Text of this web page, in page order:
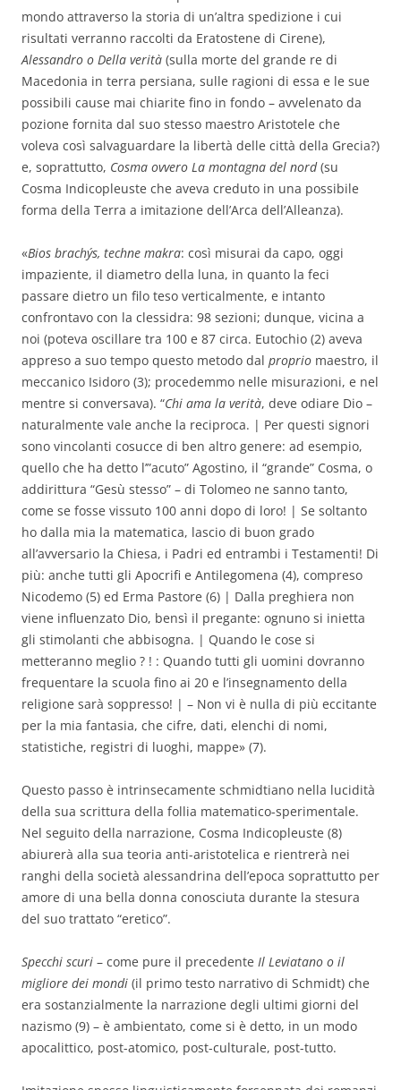
mondo attraverso la storia di un’altra spedizione i cui
risultati verranno raccolti da Eratostene di Cirene),
Alessandro o Della verità (sulla morte del grande re di
Macedonia in terra persiana, sulle ragioni di essa e le sue
possibili cause mai chiarite fino in fondo – avvelenato da
pozione fornita dal suo stesso maestro Aristotele che
voleva così salvaguardare la libertà delle città della Grecia?)
e, soprattutto, Cosma ovvero La montagna del nord(su
Cosma Indicopleuste che aveva creduto in una possibile
forma della Terra a imitazione dell’Arca dell’Alleanza).
«Bios brachýs, techne makra: così misurai da capo, oggi
impaziente, il diametro della luna, in quanto la feci
passare dietro un filo teso verticalmente, e intanto
confrontavo con la clessidra: 98 sezioni; dunque, vicina a
noi (poteva oscillare tra 100 e 87 circa. Eutochio (2) aveva
appreso a suo tempo questo metodo dal proprio maestro, il
meccanico Isidoro (3); procedemmo nelle misurazioni, e nel
mentre si conversava). “Chi ama la verità, deve odiare Dio –
naturalmente vale anche la reciproca. | Per questi signori
sono vincolanti cosucce di ben altro genere: ad esempio,
quello che ha detto l’”acuto” Agostino, il “grande” Cosma, o
addirittura “Gesù stesso” – di Tolomeo ne sanno tanto,
come se fosse vissuto 100 anni dopo di loro! | Se soltanto
ho dalla mia la matematica, lascio di buon grado
all’avversario la Chiesa, i Padri ed entrambi i Testamenti! Di
più: anche tutti gli Apocrifi e Antilegomena (4), compreso
Nicodemo (5) ed Erma Pastore (6) | Dalla preghiera non
viene influenzato Dio, bensì il pregante: ognuno si inietta
gli stimolanti che abbisogna. | Quando le cose si
metteranno meglio ? ! : Quando tutti gli uomini dovranno
frequentare la scuola fino ai 20 e l’insegnamento della
religione sarà soppresso! | – Non vi è nulla di più eccitante
per la mia fantasia, che cifre, dati, elenchi di nomi,
statistiche, registri di luoghi, mappe» (7).
Questo passo è intrinsecamente schmidtiano nella lucidità
della sua scrittura della follia matematico-sperimentale.
Nel seguito della narrazione, Cosma Indicopleuste (8)
abiurerà alla sua teoria anti-aristotelica e rientrerà nei
ranghi della società alessandrina dell’epoca soprattutto per
amore di una bella donna conosciuta durante la stesura
del suo trattato “eretico”.
Specchi scuri – come pure il precedente Il Leviatano o il
migliore dei mondi (il primo testo narrativo di Schmidt) che
era sostanzialmente la narrazione degli ultimi giorni del
nazismo (9) – è ambientato, come si è detto, in un modo
apocalittico, post-atomico, post-culturale, post-tutto.